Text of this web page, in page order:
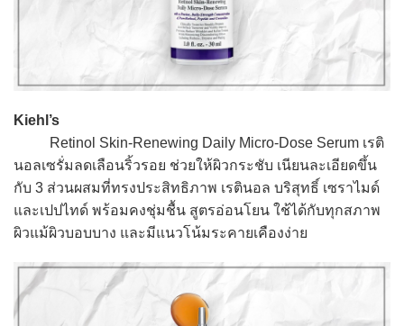
Kiehl’s
Retinol Skin-Renewing Daily Micro-Dose Serum เรติ
นอลเซรั่มลดเลือนริ้วรอย ช่วยให้ผิวกระชับ เนียนละเอียดขึ้น
กับ 3 ส่วนผสมที่ทรงประสิทธิภาพ เรตินอล บริสุทธิ์ เซราไมด์
และเปปไทด์ พร้อมคงชุ่มชื้น สูตรอ่อนโยน ใช้ได้กับทุกสภาพ
ผิวแม้ผิวบอบบาง และมีแนวโน้มระคายเคืองง่าย